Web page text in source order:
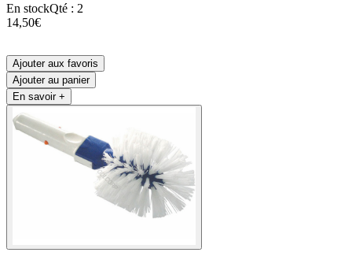
En stockQté : 2
14,50€
Ajouter aux favoris
Ajouter au panier
En savoir +